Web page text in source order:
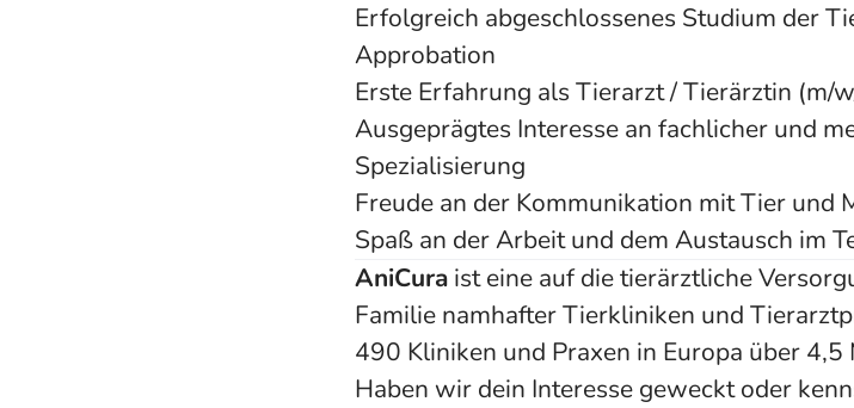
Erfolgreich abgeschlossenes Studium der
Approbation
Erste Erfahrung als Tierarzt / Tierärztin (m/
Ausgeprägtes Interesse an fachlicher und
Spezialisierung
Freude an der Kommunikation mit Tier und
Spaß an der Arbeit und dem Austausch im
AniCura ist eine auf die tierärztliche
Familie namhafter Tierkliniken und
490 Kliniken und Praxen in Europa über 4,5
Haben wir dein Interesse geweckt oder